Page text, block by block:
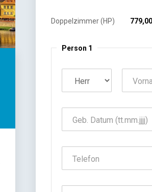
Doppelzimmer (HP)
Person 1